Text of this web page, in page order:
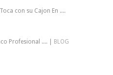
con su Cajon En ....
Profesional .... | BLOG